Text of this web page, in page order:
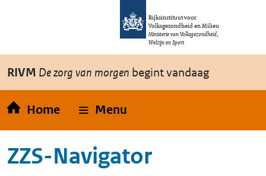
Overslaan en naar de inhoud gaan
Rijksinstituut voor
Volksgezondheid en Milieu
Ministerie van Volksgezondheid,
Welzijn en Sport
RIVM De zorg van morgen begint vandaag
Home Menu
ZZS-Navigator